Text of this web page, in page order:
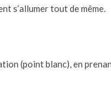
s’allumer tout de même.
(point blanc), en